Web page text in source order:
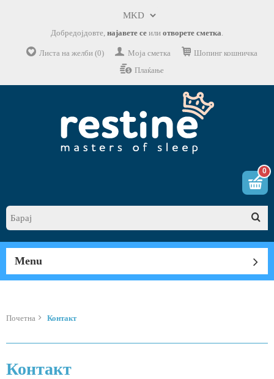
Добредојдовте, најавете се или отворете сметка.
Листа на желби (0) Моја сметка
Шопинг кошничка
Плаќање
0
Menu
Почетна Контакт
Контакт